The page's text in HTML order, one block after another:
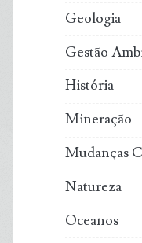
Geologia
Gestão
História
Mineração
Mudanças
Natureza
Oceanos